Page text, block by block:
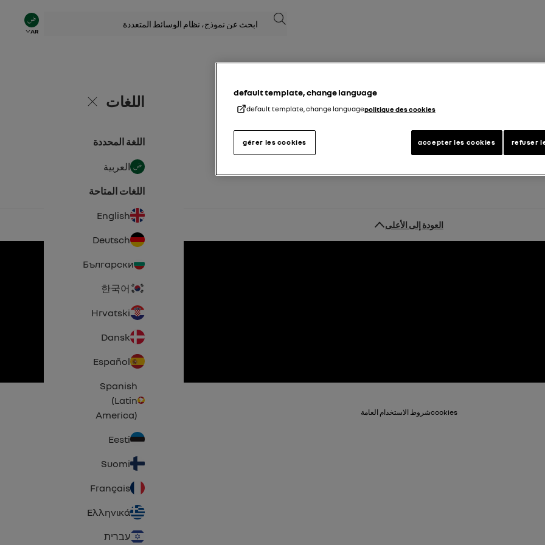
بحث
AR
اللغات إغلاق
اللغة المحددة
العربية
اللغات المتاحة
English
Deutsch
Български
한국어
Hrvatski
Dansk
Español
Spanish
(Latin
America)
Eesti
Suomi
Français
Ελληνικά
עברית
العودة إلى الأعلى
cookiesشروط الاستخدام العامة
default template, change language
default template, change languagepolitique des cookies
refuser
accepter les cookies
gérer les cookies